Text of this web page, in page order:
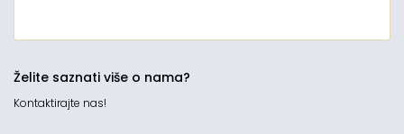
Želite saznati više o nama?
Kontaktirajte nas!